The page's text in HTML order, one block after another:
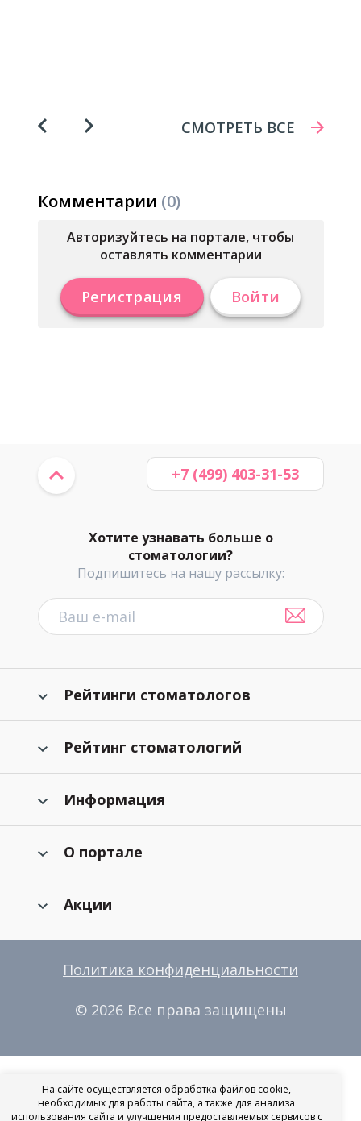
СМОТРЕТЬ ВСЕ
Комментарии (0)
Авторизуйтесь на портале, чтобы
оставлять комментарии
Регистрация Войти
Хотите узнавать больше о
стоматологии?
Подпишитесь на нашу рассылку:
+7 (499) 403-31-53
Рейтинги стоматологов
Рейтинг стоматологий
Информация
О портале
Акции
Политика конфиденциальности
© 2026 Все права защищены
На сайте осуществляется обработка файлов cookie,
необходимых для работы сайта, а также для анализа
использования сайта и улучшения предоставляемых сервисов с